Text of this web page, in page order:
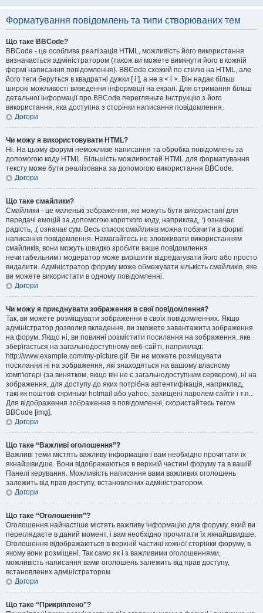
Форматування повідомлень та типи створюваних тем
Що таке BBCode?
BBCode - це особлива реалізація HTML, можливість його використання
визначається адміністратором (також ви можете вимкнути його в кожній
формі написання повідомлення). BBCode схожий по стилю на HTML, але
його теги беруться в квадратні дужки [ і ], а не в < і >. Він надає більш
широкі можливості виведення інформації на екран. Для отримання більш
детальної інформації про BBCode перегляньте інструкцію з його
використання, яка доступна з сторінки написання повідомлення.
Догори
Чи можу я використовувати HTML?
Ні. На цьому форумі неможливе написання та обробка повідомлень за
допомогою коду HTML. Більшість можливостей HTML для форматування
тексту може бути реалізована за допомогою використання BBCode.
Догори
Що таке смайлики?
Смайлики - це маленькі зображення, які можуть бути використані для
передачі емоцій за допомогою короткого коду, наприклад, :) означає
радість, :( означає сум. Весь список смайликів можна побачити в формі
написання повідомлення. Намагайтесь не зловживати використанням
смайликів, вони можуть швидко зробити ваше повідомлення
нечитабельним і модератор може вирішити відредагувати його або просто
видалити. Адміністратор форуму може обмежувати кількість смайликів, яке
ви можете використати в одному повідомленні.
Догори
Чи можу я приєднувати зображення в свої повідомлення?
Так, ви можете розміщувати зображення в своїх повідомленнях. Якщо
адміністратор дозволив вкладення, ви зможете завантажити зображення
на форум. Якщо ні, ви повинні розмістити посилання на зображення, яке
зберігається на загальнодоступному веб-сайті, наприклад:
http://www.example.com/my-picture.gif. Ви не можете розміщувати
посилання ні на зображення, які знаходяться на вашому власному
комп'ютері (за винятком, якщо він не є загальнодоступним сервером), ні на
зображення, для доступу до яких потрібна автентифікація, наприклад,
такі як поштові скриньки hotmail або yahoo, захищені паролем сайти і т.п..
Для відображення зображення в повідомленні, скористайтесь тегом
BBCode [img].
Догори
Що таке “Важливі оголошення”?
Важливі теми містять важливу інформацію і вам необхідно прочитати їх
якнайшвидше. Вони відображаються в верхній частині форуму та в вашій
Панелі керування. Можливість написання вами важливих оголошень
залежить від прав доступу, встановлених адміністратором.
Догори
Що таке “Оголошення”?
Оголошення найчастіше містять важливу інформацію для форуму, який ви
переглядаєте в даний момент, і вам необхідно прочитати їх якнайшвидше.
Оголошення відображаються в верхній частині кожної сторінки форуму, в
якому вони розміщені. Так само як і з важливими оголошеннями,
можливість написання вами оголошень залежить від прав доступу,
встановлених адміністратором
Догори
Що таке “Прикріплено”?